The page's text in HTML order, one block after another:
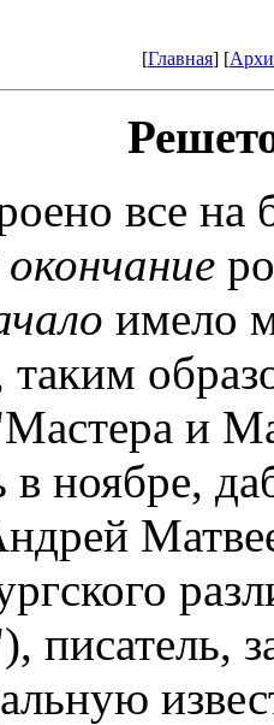
[Главная] [
все на
окончание
имело
таким
и
в ноябре,
писатель,